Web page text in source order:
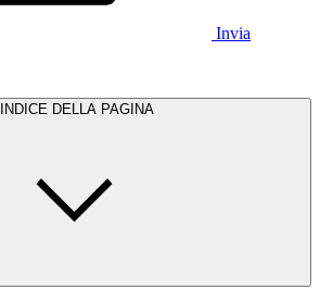
Invia
INDICE DELLA PAGINA